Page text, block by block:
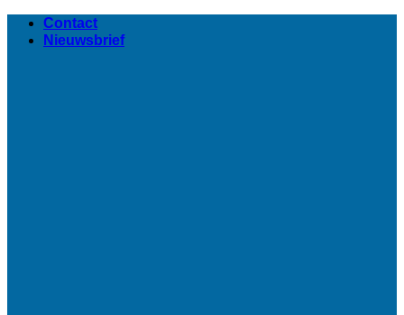
naar
Contact
Nieuwsbrief